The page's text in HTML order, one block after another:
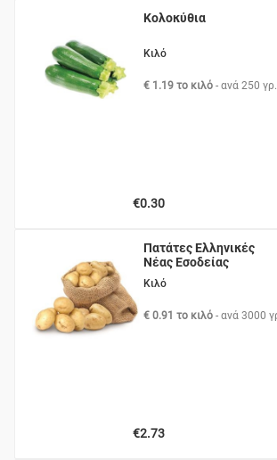
Κολοκύθια
Κιλό
€ 1.19 το κιλό - ανά250 γρ.
€0.30
Πατάτες Ελληνικές
Νέας Εσοδείας
Κιλό
€ 0.91 το κιλό - ανά3000
€2.73